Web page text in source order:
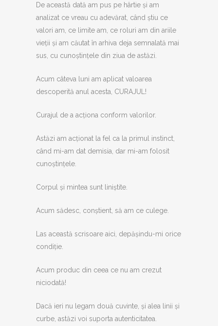
De această dată am pus pe hârtie și am
analizat ce vreau cu adevărat, când știu ce
valori am, ce limite am, ce roluri am din ariile
vieții și am căutat în arhiva deja semnalată mai
sus, cu cunoștințele din ziua de astăzi.
Acum câteva luni am aplicat valoarea
descoperită anul acesta, CURAJUL!
Curajul de a acționa conform valorilor.
Astăzi am acționat la fel ca la primul instinct,
când mi-am dat demisia, dar mi-am folosit
cunoștințele.
Corpul și mintea sunt liniștite.
Acum sădesc, conștient, să am ce culege.
Las această scrisoare aici, depășindu-mi orice
condiție.
Acum produc din ceea ce nu am crezut
niciodată!
Dacă ieri nu legam două cuvinte, și alea linii și
curbe, astăzi voi suporta autenticitatea.